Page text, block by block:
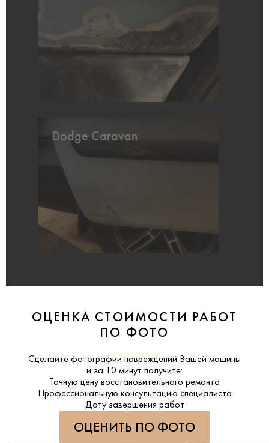
Dodge Caravan
ОЦЕНКА СТОИМОСТИ РАБОТ
ПО ФОТО
Сделайте фотографии повреждений Вашей машины
и за
10 минут получите:
Точную цену восстановительного ремонта
Профессиональную консультацию специалиста
Дату завершения работ
ОЦЕНИТЬ ПО ФОТО